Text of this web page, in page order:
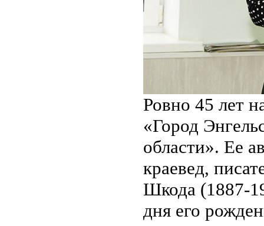
Ровно 45 лет
«Город
области». Ее
краевед,
Шкода (1887-
дня его